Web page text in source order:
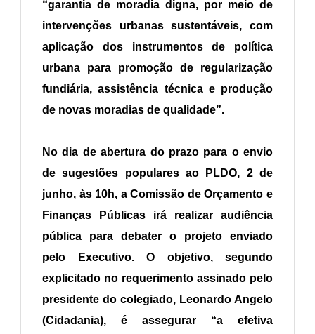
“garantia de moradia digna, por meio de
intervenções urbanas sustentáveis, com
aplicação dos instrumentos de política
urbana para promoção de regularização
fundiária, assistência técnica e produção
de novas moradias de qualidade”.
No dia de abertura do prazo para o envio
de sugestões populares ao PLDO, 2 de
junho, às 10h, a Comissão de Orçamento e
Finanças Públicas irá realizar audiência
pública para debater o projeto enviado
pelo Executivo. O objetivo, segundo
explicitado no requerimento assinado pelo
presidente do colegiado, Leonardo Angelo
(Cidadania), é assegurar “a efetiva